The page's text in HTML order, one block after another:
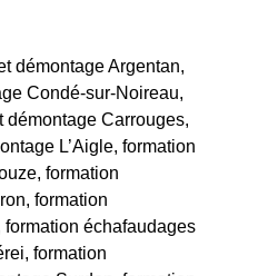
démontage Argentan,
Condé-sur-Noireau,
démontage Carrouges,
L’Aigle, formation
formation
formation
échafaudages
formation